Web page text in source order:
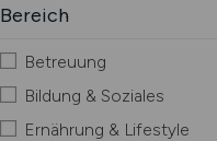
Bereich
Betreuung
Bildung & Soziales
Ernährung & Lifestyle